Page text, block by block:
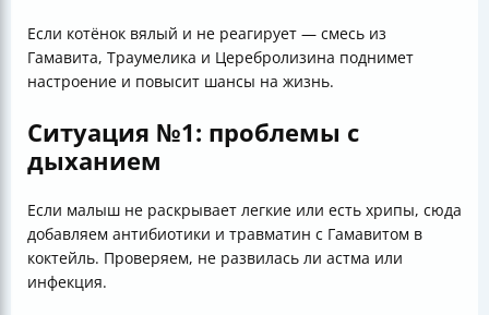
Если котёнок вялый и не реагирует — смесь из
Гамавита, Траумелика и Церебролизина поднимет
настроение и повысит шансы на жизнь.
Ситуация №1: проблемы с
дыханием
Если малыш не раскрывает легкие или есть хрипы, сюда
добавляем антибиотики и травматин с Гамавитом в
коктейль. Проверяем, не развилась ли астма или
инфекция.